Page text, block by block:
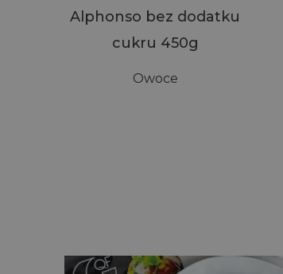
Alphonso bez dodatku
cukru 450g
Owoce